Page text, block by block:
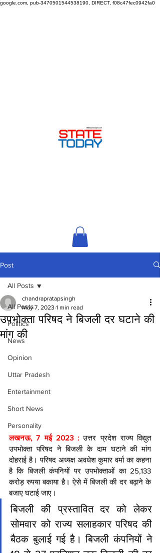
google.com, pub-3470501544538190, DIRECT, f08c47fec0942fa0
Post
All Posts
Politics
News
Opinion
Uttar Pradesh
Entertainment
Short News
Personality
All Posts
उपभोक्ता परिषद ने बिजली दर घटाने की
मांग की
chandrapratapsingh
May 7, 2023 1 min read
लखनऊ, 7 मई 2023 : उत्तर प्रदेश राज्य विद्युत
उपभोक्ता परिषद ने बिजली के दाम घटाने की मांग
दोहराई है। परिषद अध्यक्ष अवधेश कुमार वर्मा का कहना
है कि बिजली कंपनियों पर उपभोक्ताओं का 25,133
करोड़ रुपया बकाया है। ऐसे में बिजली की दर बढ़ाने के
बजाए घटाई जाए।
बिजली की प्रस्तावित दर को लेकर
सोमवार को राज्य सलाहकार परिषद की
बैठक बुलाई गई है। बिजली कंपनियों ने